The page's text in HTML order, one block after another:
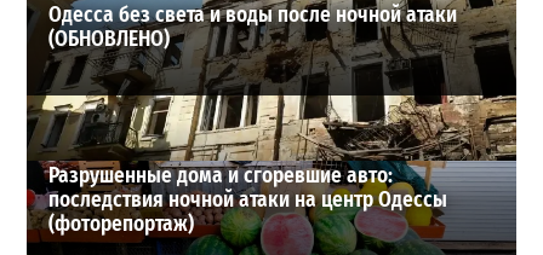
Одесса без света и воды после ночной атаки
(ОБНОВЛЕНО)
Разрушенные дома и сгоревшие авто:
последствия ночной атаки на центр Одессы
(фоторепортаж)